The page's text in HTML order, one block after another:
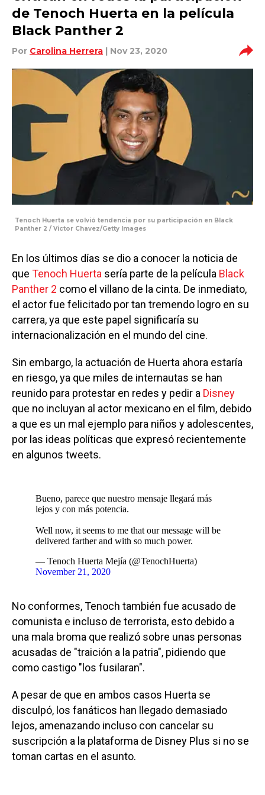
de Tenoch Huerta en la película
Black Panther 2
Por Carolina Herrera | Nov 23, 2020
Tenoch Huerta se volvió tendencia por su participación en Black
Panther 2 / Victor Chavez/Getty Images
En los últimos días se dio a conocer la noticia de
que Tenoch Huerta sería parte de la película Black
Panther 2 como el villano de la cinta. De inmediato,
el actor fue felicitado por tan tremendo logro en su
carrera, ya que este papel significaría su
internacionalización en el mundo del cine.
Sin embargo, la actuación de Huerta ahora estaría
en riesgo, ya que miles de internautas se han
reunido para protestar en redes y pedir a Disney
que no incluyan al actor mexicano en el film, debido
a que es un mal ejemplo para niños y adolescentes,
por las ideas políticas que expresó recientemente
en algunos tweets.
Bueno, parece que nuestro mensaje llegará más
lejos y con más potencia.
Well now, it seems to me that our message will be
delivered farther and with so much power.
— Tenoch Huerta Mejía (@TenochHuerta)
November 21, 2020
No conformes, Tenoch también fue acusado de
comunista e incluso de terrorista, esto debido a
una mala broma que realizó sobre unas personas
acusadas de "traición a la patria", pidiendo que
como castigo "los fusilaran".
A pesar de que en ambos casos Huerta se
disculpó, los fanáticos han llegado demasiado
lejos, amenazando incluso con cancelar su
suscripción a la plataforma de Disney Plus si no se
toman cartas en el asunto.